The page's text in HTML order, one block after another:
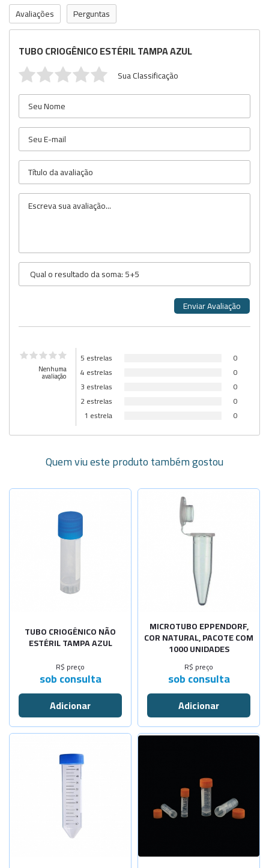
Avaliações Perguntas
TUBO CRIOGÊNICO ESTÉRIL TAMPA AZUL
Sua Classificação
Nenhuma
avaliação
5 estrelas
0
4 estrelas
0
3 estrelas
0
2 estrelas
0
1 estrela
0
Quem viu este produto também gostou
TUBO CRIOGÊNICO NÃO
ESTÉRIL TAMPA AZUL
R$ preço
sob consulta
MICROTUBO EPPENDORF,
COR NATURAL, PACOTE COM
1000 UNIDADES
R$ preço
sob consulta
-
-
-